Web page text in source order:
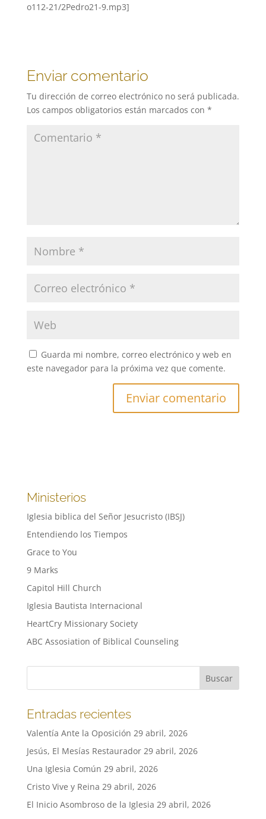
o112-21/2Pedro21-9.mp3]
Enviar comentario
Tu dirección de correo electrónico no será publicada.
Los campos obligatorios están marcados con *
Guarda mi nombre, correo electrónico y web en
este navegador para la próxima vez que comente.
Ministerios
Iglesia biblica del Señor Jesucristo (IBSJ)
Entendiendo los Tiempos
Grace to You
9 Marks
Capitol Hill Church
Iglesia Bautista Internacional
HeartCry Missionary Society
ABC Assosiation of Biblical Counseling
Entradas recientes
Valentía Ante la Oposición 29 abril, 2026
Jesús, El Mesías Restaurador 29 abril, 2026
Una Iglesia Común 29 abril, 2026
Cristo Vive y Reina 29 abril, 2026
El Inicio Asombroso de la Iglesia 29 abril, 2026